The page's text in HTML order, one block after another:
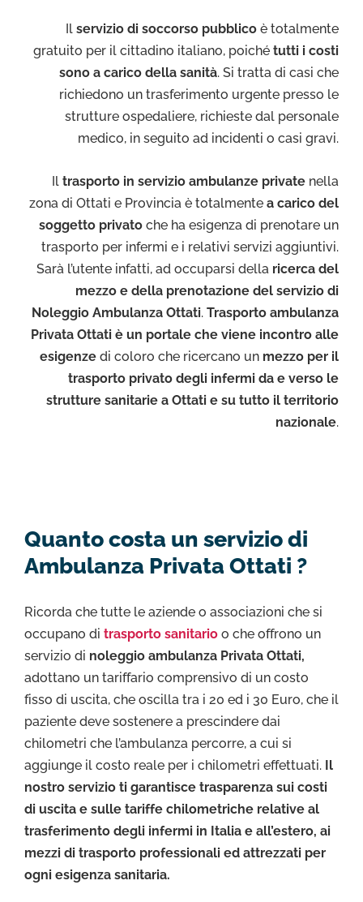
Il servizio di soccorso pubblico è totalmente
gratuito per il cittadino italiano, poiché tutti i costi
sono a carico della sanità. Si tratta di casi che
richiedono un trasferimento urgente presso le
strutture ospedaliere, richieste dal personale
medico, in seguito ad incidenti o casi gravi.
Il trasporto in servizio ambulanze private nella
zona di Ottati e Provincia è totalmente a carico del
soggetto privato che ha esigenza di prenotare un
trasporto per infermi e i relativi servizi aggiuntivi.
Sarà l’utente infatti, ad occuparsi della ricerca del
mezzo e della prenotazione del servizio di
Noleggio Ambulanza Ottati. Trasporto ambulanza
Privata Ottati è un portale che viene incontro alle
esigenze di coloro che ricercano un mezzo per il
trasporto privato degli infermi da e verso le
strutture sanitarie a Ottati e su tutto il territorio
nazionale.
Quanto costa un servizio di
Ambulanza Privata Ottati ?
Ricorda che tutte le aziende o associazioni che si
occupano di trasporto sanitario o che offrono un
servizio di noleggio ambulanza Privata Ottati,
adottano un tariffario comprensivo di un costo
fisso di uscita, che oscilla tra i 20 ed i 30 Euro, che il
paziente deve sostenere a prescindere dai
chilometri che l’ambulanza percorre, a cui si
aggiunge il costo reale per i chilometri effettuati. Il
nostro servizio ti garantisce trasparenza sui costi
di uscita e sulle tariffe chilometriche relative al
trasferimento degli infermi in Italia e all’estero, ai
mezzi di trasporto professionali ed attrezzati per
ogni esigenza sanitaria.